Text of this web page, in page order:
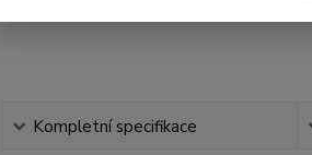
Kompletní specifikace